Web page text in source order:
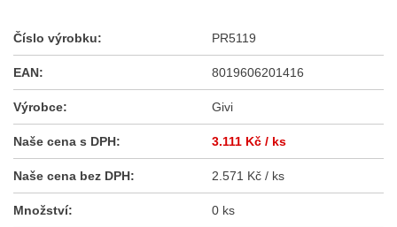
Číslo výrobku: PR5119
EAN: 8019606201416
Výrobce: Givi
Naše cena s DPH: 3.111 Kč / ks
Naše cena bez DPH: 2.571 Kč / ks
Množství: 0 ks